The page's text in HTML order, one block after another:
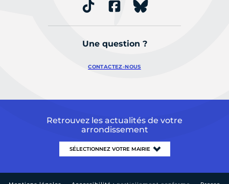
Une question ?
CONTACTEZ-NOUS
Retrouvez les actualités de votre
arrondissement